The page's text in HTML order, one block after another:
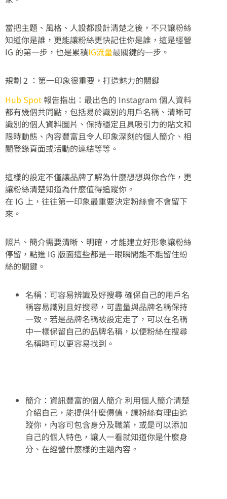
當把主題、風格、人設都設計清楚之後，不只讓粉絲
知道你是誰，更能讓粉絲更快記住你是誰，這是經營
IG 的第一步，也是累積IG流量最關鍵的一步。
規劃 2 ：第一印象很重要，打造魅力的關鍵
Hub Spot報告指出：最出色的 Instagram 個人資料
都有幾個共同點，包括易於識別的用戶名稱、清晰可
識別的個人資料圖片、保持穩定且具吸引力的貼文和
限時動態、內容豐富且令人印象深刻的個人簡介、相
關登錄頁面或活動的連結等等。
這樣的設定不僅讓品牌了解為什麼想想與你合作，更
讓粉絲清楚知道為什麼值得追蹤你。
在 IG 上，往往第一印象最重要決定粉絲會不會留下
來。
照片、簡介需要清晰、明確，才能建立好形象讓粉絲
停留，點進 IG 版面這些都是一眼瞬間能不能留住紛
絲的關鍵。
名稱：可容易辨識及好搜尋 確保自己的用戶名
稱容易識別且好搜尋，可盡量與品牌名稱保持
一致。若是品牌名稱被設定走了，可以在名稱
中一樣保留自己的品牌名稱，以便粉絲在搜尋
名稱時可以更容易找到。
簡介：資訊豐富的個人簡介 利用個人簡介清楚
介紹自己，能提供什麼價值，讓粉絲有理由追
蹤你，內容可包含身分及職業，或是可以添加
自己的個人特色，讓人一看就知道你是什麼身
分、在經營什麼樣的主題內容。